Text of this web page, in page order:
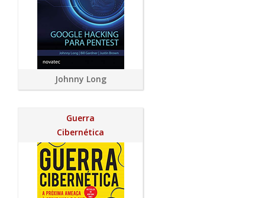
Johnny Long
Guerra
Cibernética